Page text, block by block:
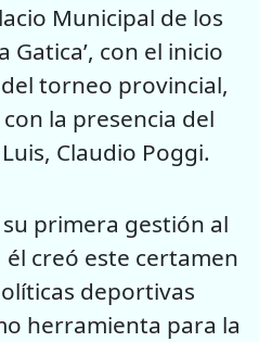
Municipal de los
Gatica’, con el inicio
torneo provincial,
la presencia del
Claudio Poggi.
primera gestión al
creó este certamen
deportivas
herramienta para la